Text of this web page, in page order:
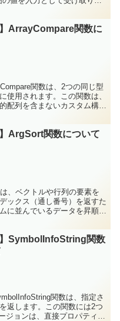
】ArrayCompare関数に
関数は、2つの同じ型
使用されます。この関数は、
配列を含まないカスタム構造
】ArgSort関数について
、ベクトルや行列の要素を
ックス（通し番号）を返すた
に並んでいるデータを昇順や
】SymbolInfoString関数
関数は、指定さ
返します。この関数には2つ
ョンは、直接プロパティ値